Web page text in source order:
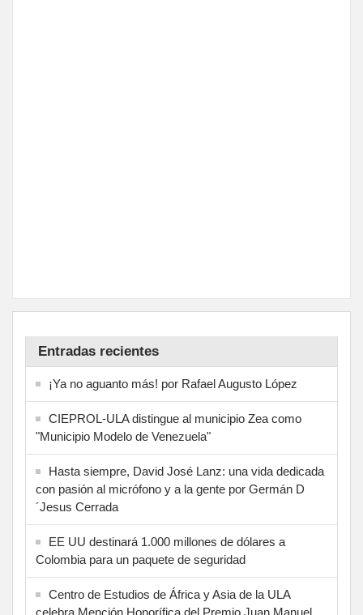
Entradas recientes
¡Ya no aguanto más! por Rafael Augusto López
CIEPROL-ULA distingue al municipio Zea como
"Municipio Modelo de Venezuela"
Hasta siempre, David José Lanz: una vida dedicada
con pasión al micrófono y a la gente por Germán D
´Jesus Cerrada
EE UU destinará 1.000 millones de dólares a
Colombia para un paquete de seguridad
Centro de Estudios de África y Asia de la ULA
celebra Mención Honorífica del Premio Juan Manuel